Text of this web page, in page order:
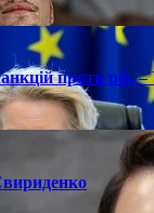
проти рф,